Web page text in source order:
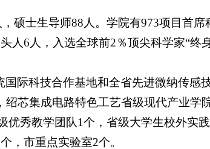
硕士生导师88人。学院有973项目首席
人6人，入选全球前2％顶尖科学家“终
际科技合作基地和全省先进微纳传感
芯集成电路特色工艺省级现代产业学
优秀教学团队1个，省级大学生校外实
，市重点实验室2个。